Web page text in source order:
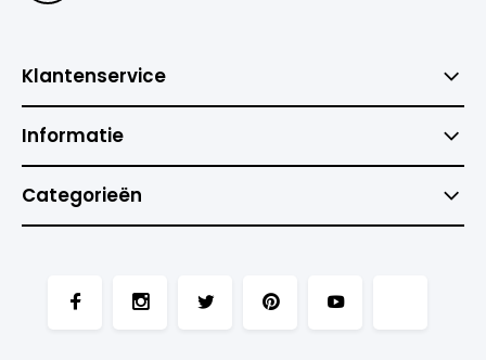
Klantenservice
Informatie
Categorieën